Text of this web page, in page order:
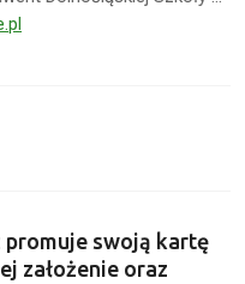
promuje swoją kartę
założenie oraz